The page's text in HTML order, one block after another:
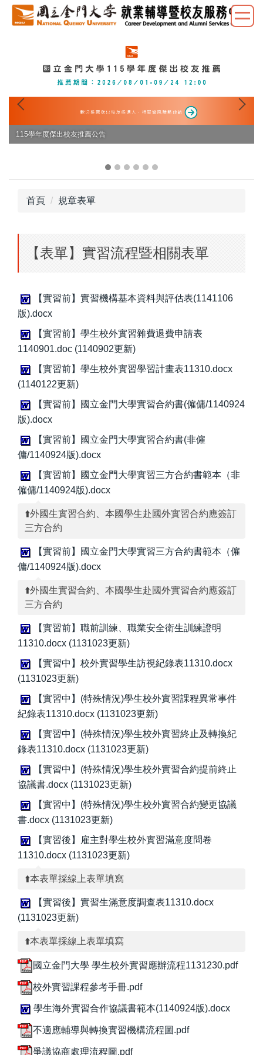
跳
到
115學年度傑出校友推薦公告
首頁 規章表單
【表單】實習流程暨相關表單
【實習前】實習機構基本資料與評估表(1141106
版).docx
【實習前】學生校外實習雜費退費申請表
1140901.doc (1140902更新)
【實習前】學生校外實習學習計畫表11310.docx
(1140122更新)
【實習前】國立金門大學實習合約書(僱傭/1140924
版).docx
【實習前】國立金門大學實習合約書(非僱
傭/1140924版).docx
【實習前】國立金門大學實習三方合約書範本（非
僱傭/1140924版).docx
⬆️外國生實習合約、本國學生赴國外實習合約應簽訂
三方合約
【實習前】國立金門大學實習三方合約書範本（僱
傭/1140924版).docx
⬆️外國生實習合約、本國學生赴國外實習合約應簽訂
三方合約
【實習前】職前訓練、職業安全衛生訓練證明
11310.docx (1131023更新)
【實習中】校外實習學生訪視紀錄表11310.docx
(1131023更新)
【實習中】(特殊情況)學生校外實習課程異常事件
紀錄表11310.docx (1131023更新)
【實習中】(特殊情況)學生校外實習終止及轉換紀
錄表11310.docx (1131023更新)
【實習中】(特殊情況)學生校外實習合約提前終止
協議書.docx (1131023更新)
【實習中】(特殊情況)學生校外實習合約變更協議
書.docx (1131023更新)
【實習後】雇主對學生校外實習滿意度問卷
11310.docx (1131023更新)
⬆️本表單採線上表單填寫
【實習後】實習生滿意度調查表11310.docx
(1131023更新)
⬆️本表單採線上表單填寫
國立金門大學 學生校外實習應辦流程1131230.pdf
校外實習課程參考手冊.pdf
學生海外實習合作協議書範本(1140924版).docx
不適應輔導與轉換實習機構流程圖.pdf
爭議協商處理流程圖.pdf